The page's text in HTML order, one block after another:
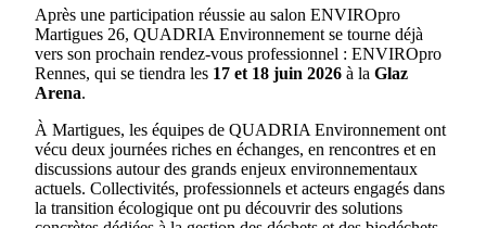
Après une participation réussie au salon ENVIROpro
Martigues 26, QUADRIA Environnement se tourne déjà
vers son prochain rendez-vous professionnel : ENVIROpro
Rennes, qui se tiendra les 17 et 18 juin 2026 à la Glaz
Arena.
À Martigues, les équipes de QUADRIA Environnement ont
vécu deux journées riches en échanges, en rencontres et en
discussions autour des grands enjeux environnementaux
actuels. Collectivités, professionnels et acteurs engagés dans
la transition écologique ont pu découvrir des solutions